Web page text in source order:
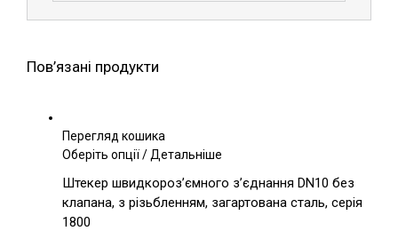
Пов’язані продукти
Перегляд кошика
Оберіть опціїЦей
має
кілька
/Детальніше
Штекер швидкороз’ємного з’єднання DN10 без
клапана, з різьбленням, загартована сталь, серія
1800